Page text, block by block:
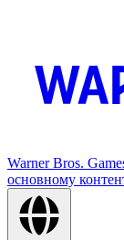
Warner Bros.
основному